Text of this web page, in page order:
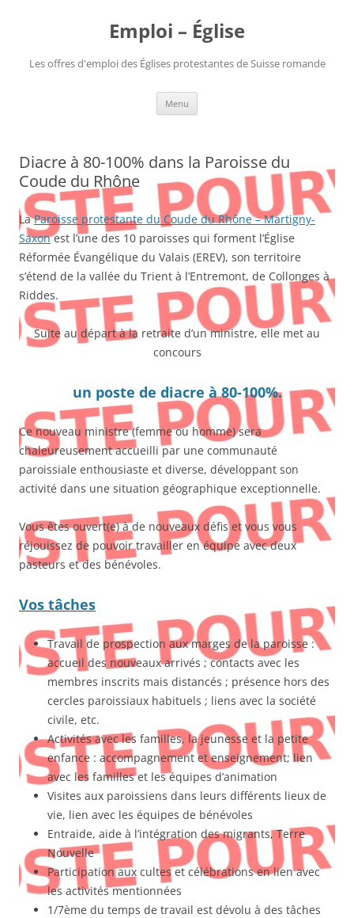
Emploi – Église
Les offres d'emploi des Églises protestantes de Suisse romande
Menu
Diacre à 80-100% dans la Paroisse du
Coude du Rhône
LaParoisse protestante du Coude du Rhône – Martigny-
Saxonest l’une des 10 paroisses qui forment l’Église
Réformée Évangélique du Valais (EREV), son territoire
s’étend de la vallée du Trient à l’Entremont, de Collonges à
Riddes.
Suite au départ à la retraite d’un ministre, elle met au
concours
un poste de diacre à 80-100%.
Ce nouveau ministre (femme ou homme) sera
chaleureusement accueilli par une communauté
paroissiale enthousiaste et diverse, développant son
activité dans une situation géographique exceptionnelle.
Vous êtes ouvert(e) à de nouveaux défis et vous vous
réjouissez de pouvoir travailler en équipe avec deux
pasteurs et des bénévoles.
Vos tâches
Travail de prospection aux marges de la paroisse :
accueil des nouveaux arrivés ; contacts avec les
membres inscrits mais distancés ; présence hors des
cercles paroissiaux habituels ; liens avec la société
civile, etc.
Activités avec les familles, la jeunesse et la petite
enfance : accompagnement et enseignement; lien
avec les familles et les équipes d’animation
Visites aux paroissiens dans leurs différents lieux de
vie, lien avec les équipes de bénévoles
Entraide, aide à l’intégration des migrants, Terre
Nouvelle
Participation aux cultes et célébrations en lien avec
les activités mentionnées
1/7ème du temps de travail est dévolu à des tâches